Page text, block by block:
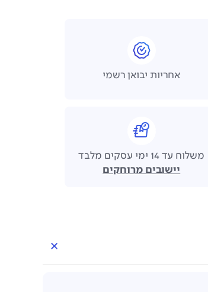
אחריות יבואן רשמי
משלוח עד 14 ימי עסקים מלבד
יישובים מרוחקים